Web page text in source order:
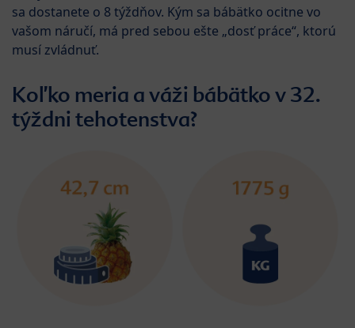
sa dostanete o 8 týždňov. Kým sa bábätko ocitne vo
vašom náručí, má pred sebou ešte „dosť práce“, ktorú
musí zvládnuť.
Koľko meria a váži bábätko v 32.
týždni tehotenstva?